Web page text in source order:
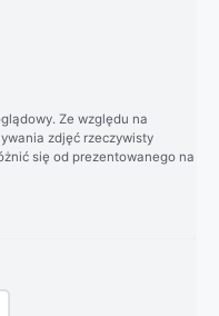
Ze względu na
zdjęć rzeczywisty
się od prezentowanego na